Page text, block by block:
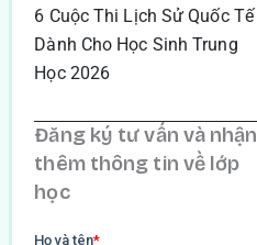
6 Cuộc Thi Lịch Sử Quốc Tế
Dành Cho Học Sinh Trung
Học 2026
Đăng ký tư vấn và nhận
thêm thông tin về lớp
học